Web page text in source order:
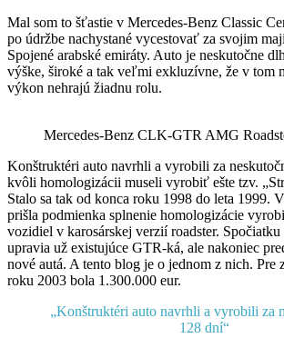
Mal som to šťastie v Mercedes-Benz Classic
po údržbe nachystané vycestovať za svojim
Spojené arabské emiráty. Auto je neskutočne
výške, široké a tak veľmi exkluzívne, že v tom
výkon nehrajú žiadnu rolu.
Mercedes-Benz CLK-GTR AMG
Konštruktéri auto navrhli a vyrobili za
kvôli homologizácii museli vyrobiť ešte tzv.
Stalo sa tak od konca roku 1998 do leta 1999.
prišla podmienka splnenie homologizácie
vozidiel v karosárskej verzií roadster. Spočiatku
upravia už existujúce GTR-ká, ale nakoniec
nové autá. A tento blog je o jednom z nich. Pre
roku 2003 bola 1.300.000 eur.
„Konštruktéri auto navrhli a vyrobili za
128 dní“